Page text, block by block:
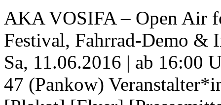
AKA VOSIFA – Open Air
Festival, Fahrrad-Demo &
Sa, 11.06.2016 | ab 16:00
47 (Pankow)